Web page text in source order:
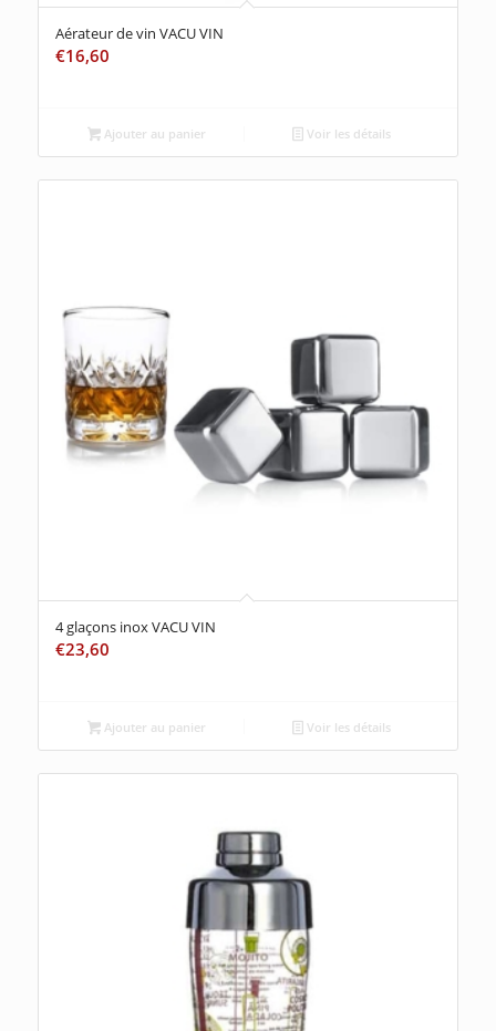
Aérateur de vin VACU VIN
€16,60
Ajouter au panier Voir les détails
4 glaçons inox VACU VIN
€23,60
Ajouter au panier Voir les détails